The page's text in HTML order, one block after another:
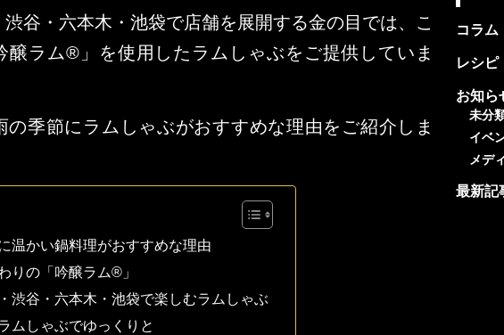
谷・六本木・池袋で店舗を展開する金の目では、こ
醸ラム®」を使用したラムしゃぶをご提供していま
の季節にラムしゃぶがおすすめな理由をご紹介しま
温かい鍋料理がおすすめな理由
りの「吟醸ラム®」
渋谷・六本木・池袋で楽しむラムしゃぶ
ムしゃぶでゆっくりと
コラム
レシピ
お知ら
未分
イベ
メデ
最新記